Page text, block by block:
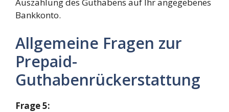
Bankkonto.
Allgemeine Fragen zur
Prepaid-
Guthabenrückerstattung
Frage 5: